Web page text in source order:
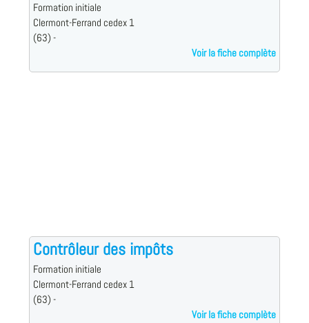
Formation initiale
Clermont-Ferrand cedex 1
(63) -
Voir la fiche complète
Contrôleur des impôts
Formation initiale
Clermont-Ferrand cedex 1
(63) -
Voir la fiche complète